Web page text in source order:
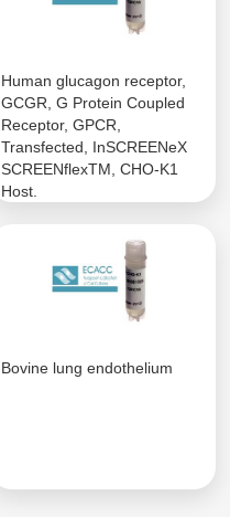
Human glucagon receptor,
GCGR, G Protein Coupled
Receptor, GPCR,
Transfected, InSCREENeX
SCREENflexTM, CHO-K1
Host.
Bovine lung endothelium